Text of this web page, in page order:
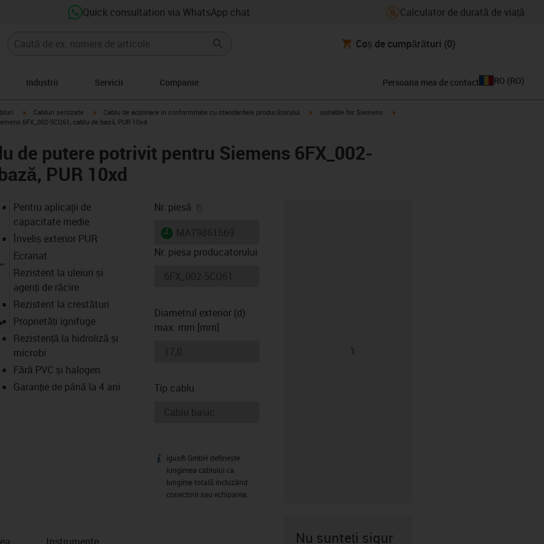
Quick consultation via WhatsApp chat Calculator de durată de viață
Coș de cumpărături (0)
Industrii Servicii Companie Persoana mea de contact RO (RO)
igus-icon-arrow-right
Cabluri sertizate igus-icon-arrow-right
Cablu de acționare in conformitate cu standardele producătorului igus-icon-arrow-right
suitable for Siemens
6FX_002-5CQ61, cablu de bază, PUR 10xd
de putere potrivit pentru Siemens 6FX_002-
PUR 10xd
igus-icon-lupe
Pentru aplicaţii de
capacitate medie
Înveliș exterior PUR
Ecranat
Rezistent la uleiuri și
agenți de răcire
Rezistent la crestături
Proprietăți ignifuge
Rezistență la hidroliză și
microbi
Fără PVC și halogen
Garanție de până la 4 ani
Nr. piesă
igus-icon-lieferzeit
Nr. piesa producatorului
Diametrul exterior (d)
max. mm [mm]
Tip cablu
igus-icon-info
igus® GmbH definește
lungimea cablului ca
lungime totală incluzând
conectorii sau echiparea.
Instrumente
Nu sunteți sigur